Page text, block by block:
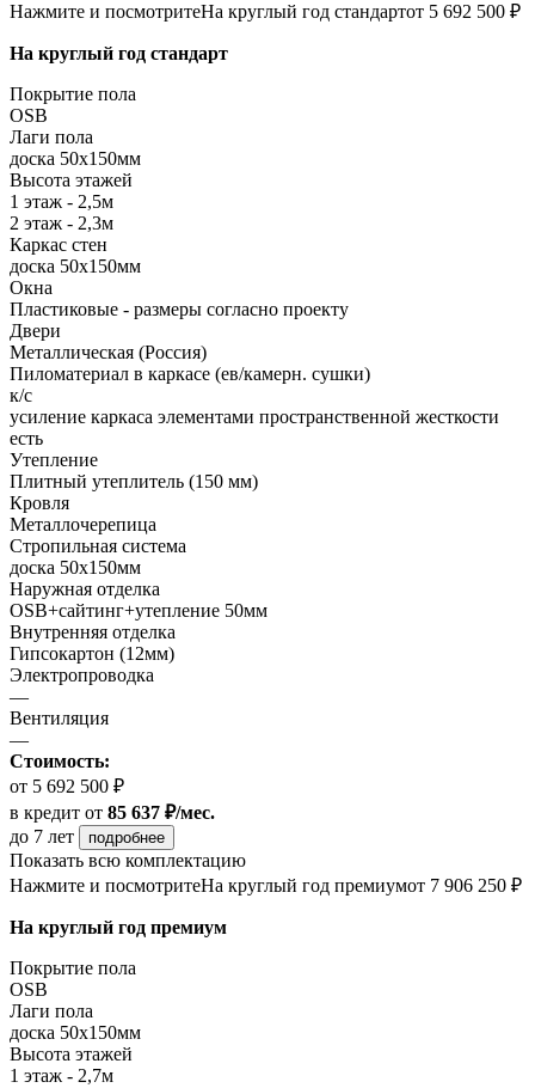
Нажмите и посмотритеНа круглый год стандартот 5 692 500 ₽
На круглый год стандарт
Покрытие пола
ОSB
Лаги пола
доска 50х150мм
Высота этажей
1 этаж - 2,5м
2 этаж - 2,3м
Каркас стен
доска 50х150мм
Окна
Пластиковые - размеры согласно проекту
Двери
Металлическая (Россия)
Пиломатериал в каркасе (ев/камерн. сушки)
к/с
усиление каркаса элементами пространственной жесткости
есть
Утепление
Плитный утеплитель (150 мм)
Кровля
Металлочерепица
Стропильная система
доска 50х150мм
Наружная отделка
OSB+сайтинг+утепление 50мм
Внутренняя отделка
Гипсокартон (12мм)
Электропроводка
—
Вентиляция
—
Стоимость:
от 5 692 500 ₽
в кредит от 85 637 ₽/мес.
до 7 лет
подробнее
Показать всю комплектацию
Нажмите и посмотритеНа круглый год премиумот 7 906 250 ₽
На круглый год премиум
Покрытие пола
ОSB
Лаги пола
доска 50х150мм
Высота этажей
1 этаж - 2,7м